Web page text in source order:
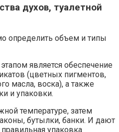
духов, туалетной
определить объем и типы
является обеспечение
(цветных пигментов,
масла, воска), а также
и упаковки.
температуре, затем
бутылки, банки. И дают
упаковка